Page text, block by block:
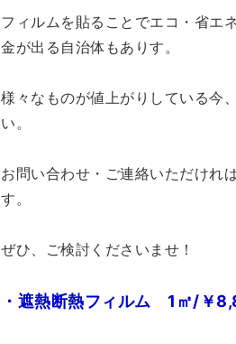
フィルムを貼ることでエコ・省エ
金が出る自治体もありす。
様々なものが値上がりしている今
い。
お問い合わせ・ご連絡いただけれ
す。
ぜひ、ご検討くださいませ！
・遮熱断熱フィルム 1㎡/￥